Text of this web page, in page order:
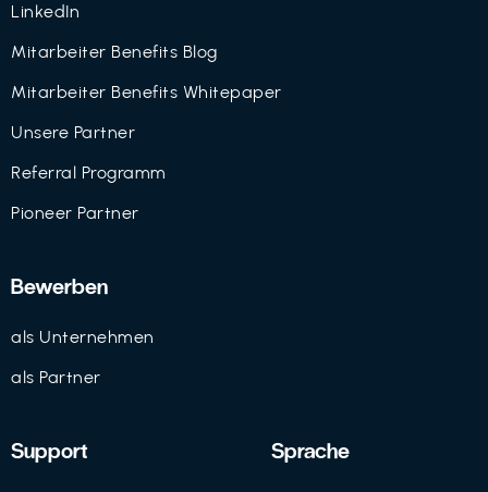
LinkedIn
Mitarbeiter Benefits Blog
Mitarbeiter Benefits Whitepaper
Unsere Partner
Referral Programm
Pioneer Partner
Bewerben
als Unternehmen
als Partner
Support Sprache